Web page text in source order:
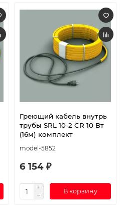
Греющий кабель внутрь
трубы SRL 10-2 CR 10 Вт
(16м) комплект
model-5852
6 154 ₽
В корзину